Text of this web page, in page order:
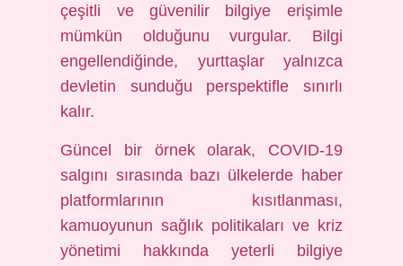
çeşitli ve güvenilir bilgiye erişimle
mümkün olduğunu vurgular. Bilgi
engellendiğinde, yurttaşlar yalnızca
devletin sunduğu perspektifle sınırlı
kalır.
Güncel bir örnek olarak, COVID-19
salgını sırasında bazı ülkelerde haber
platformlarının kısıtlanması,
kamuoyunun sağlık politikaları ve kriz
yönetimi hakkında yeterli bilgiye